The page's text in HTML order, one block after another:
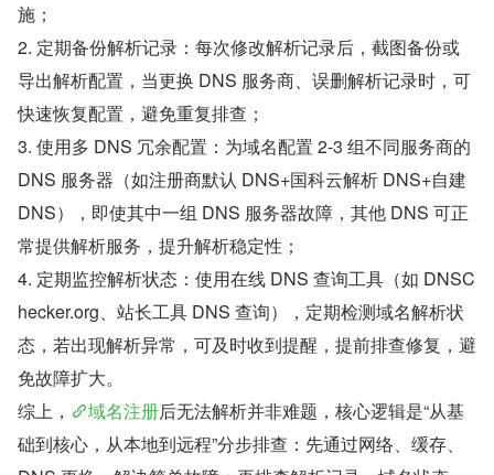
施；
2. 定期备份解析记录：每次修改解析记录后，截图备份或
导出解析配置，当更换 DNS 服务商、误删解析记录时，可
快速恢复配置，避免重复排查；
3. 使用多 DNS 冗余配置：为域名配置 2-3 组不同服务商的
DNS 服务器（如注册商默认 DNS+国科云解析 DNS+自建
DNS），即使其中一组 DNS 服务器故障，其他 DNS 可正
常提供解析服务，提升解析稳定性；
4. 定期监控解析状态：使用在线 DNS 查询工具（如 DNSC
hecker.org、站长工具 DNS 查询），定期检测域名解析状
态，若出现解析异常，可及时收到提醒，提前排查修复，避
免故障扩大。
综上，
域名注册后无法解析并非难题，核心逻辑是“从基
础到核心，从本地到远程”分步排查：先通过网络、缓存、